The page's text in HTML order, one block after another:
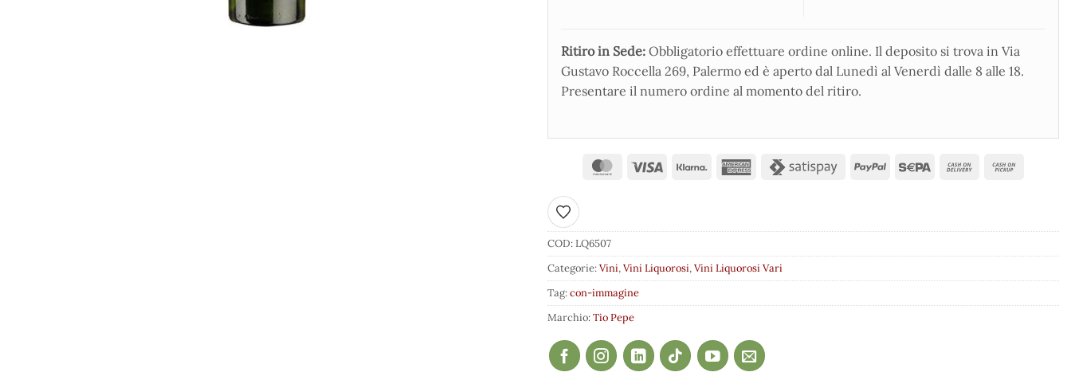
Ritiro in Sede: Obbligatorio effettuare ordine online. Il deposito si trova in Via
Gustavo Roccella 269, Palermo ed è aperto dal Lunedì al Venerdì dalle 8 alle 18.
Presentare il numero ordine al momento del ritiro.
Aggiungi ai preferiti
COD:LQ6507
Categorie:Vini,Vini Liquorosi,Vini Liquorosi Vari
Tag:con-immagine
Marchio:Tio Pepe